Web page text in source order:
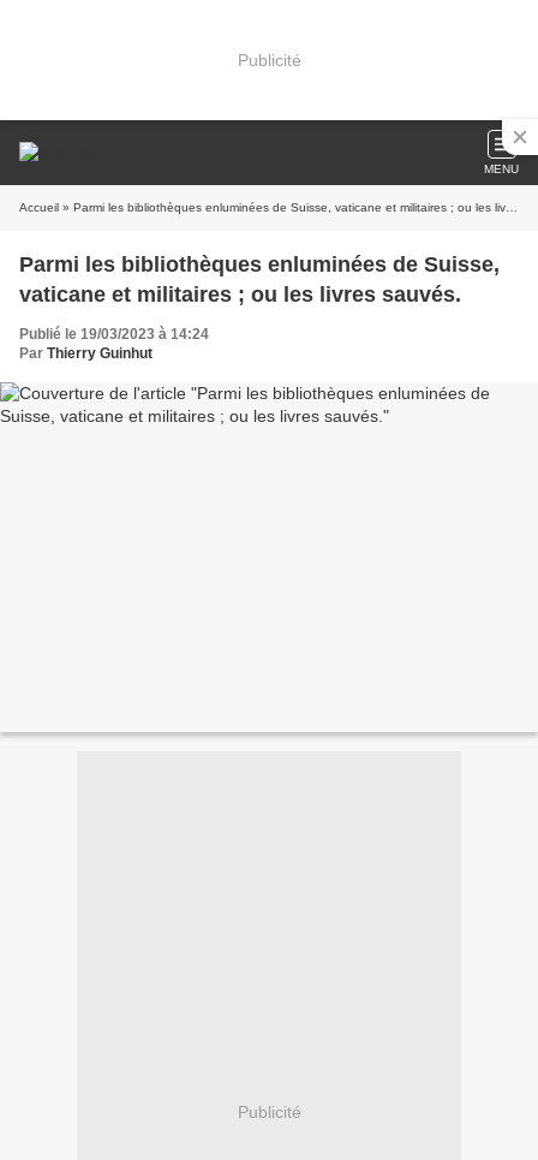
Publicité
MENU
Accueil » Parmi les bibliothèques enluminées de Suisse, vaticane et militaires ; ou les livres sauvés.
Parmi les bibliothèques enluminées de Suisse,
vaticane et militaires ; ou les livres sauvés.
Publié le 19/03/2023 à 14:24
Par Thierry Guinhut
Publicité